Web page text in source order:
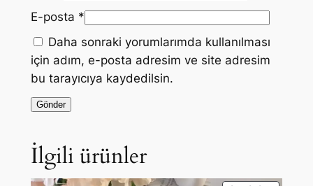
E-posta *
Daha sonraki yorumlarımda kullanılması
için adım, e-posta adresim ve site adresim
bu tarayıcıya kaydedilsin.
İlgili ürünler